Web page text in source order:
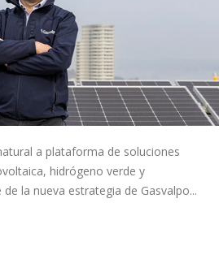
a plataforma de soluciones
hidrógeno verde y
la nueva estrategia de Gasvalpo...